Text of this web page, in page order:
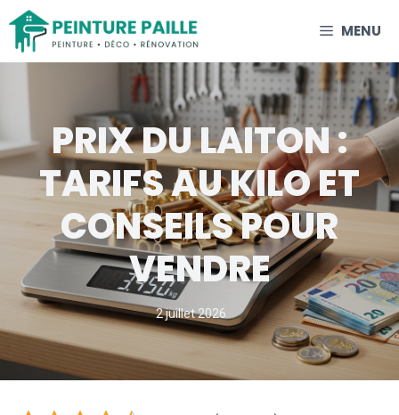
Aller
contenu
MENU
PRIX DU LAITON :
TARIFS AU KILO ET
CONSEILS POUR
VENDRE
2 juillet 2026